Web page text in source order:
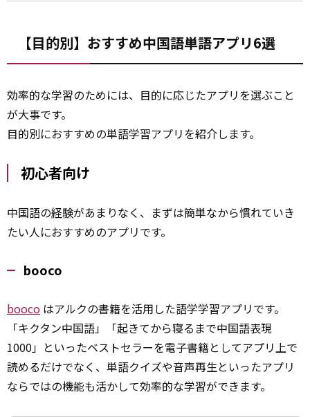
【目的別】おすすめ中国語単語アプリ6選
効率的な学習のためには、目的に応じたアプリを選ぶこと
が大事です。
目的別におすすめの単語学習アプリを紹介します。
初心者向け
中国語の経験があまりなく、まずは簡単なから慣れていき
たい人におすすめのアプリです。
booco
booco はアルクの書籍を活用した語学学習アプリです。
「キクタン中国語」「起きてから寝るまで中国語表現
1000」といったベストセラーを電子書籍としてアプリ上で
読めるだけでなく、単語クイズや音声再生といったアプリ
ならではの機能も活かして効率的な学習ができます。